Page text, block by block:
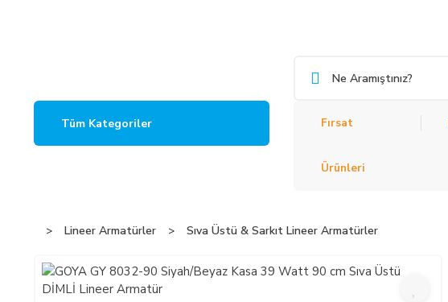
Tüm Kategoriler Fırsat
Ürünleri
Lineer Armatürler Sıva Üstü & Sarkıt Lineer Armatürler